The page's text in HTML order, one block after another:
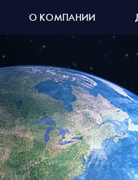
О КОМПАНИИ